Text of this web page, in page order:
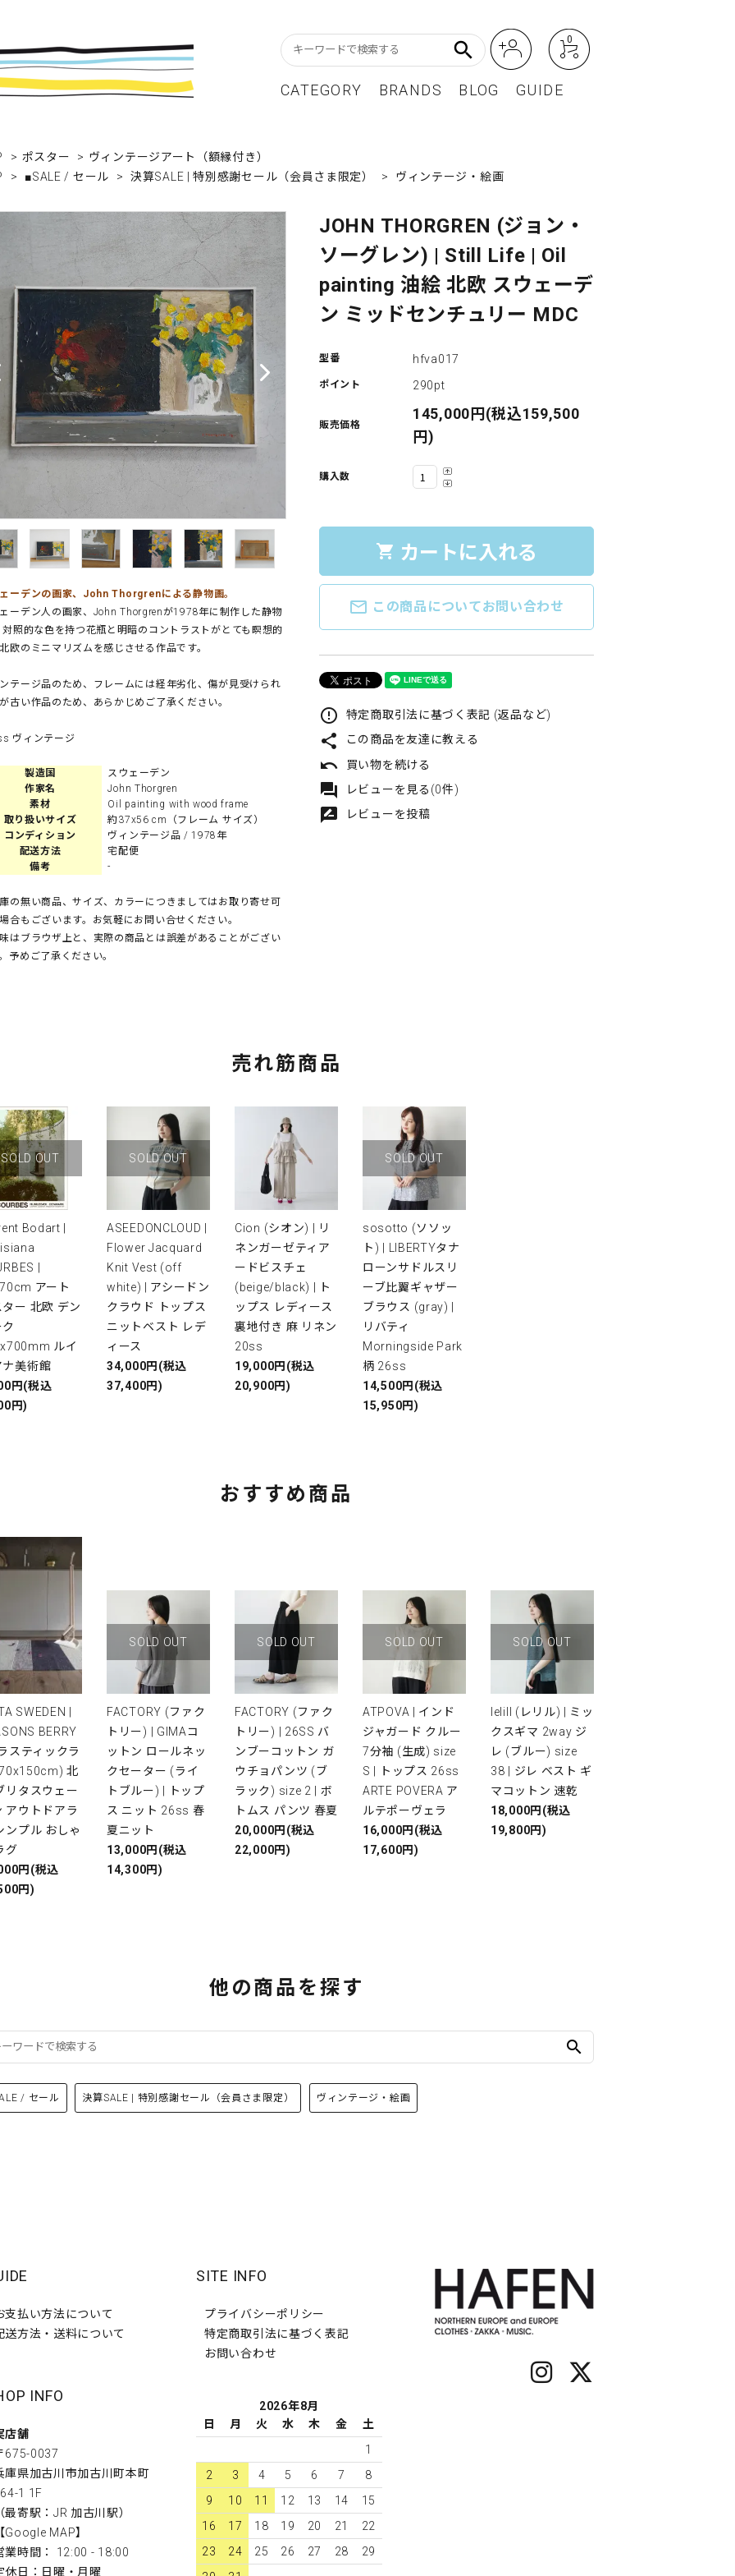
search 0
CATEGORY
ターフレーム カレンダー
テーショナリー グリーティングカード レディースファッション
クセサリー・小物 レコード・CD BEST SELLER / ベストセラー
/ セール OUTLET / アウトレット
BRANDS
ブランドAtoZ アパレルブランドAtoZ
BLOG
In Staff Blog
GUIDE
> ポスター > ヴィンテージアート（額縁付き）
> ■SALE / セール > 決算SALE | 特別感謝セール（会員さま限定） > ヴィンテージ・絵画
ーデンの画家、John Thorgrenによる静物画。
ーデン人の画家、John Thorgrenが1978年に制作した静物
対照的な色を持つ花瓶と明暗のコントラストがとても瞑想的
欧のミニマリズムを感じさせる作品です。
テージ品のため、フレームには経年劣化、傷が見受けられ
古い作品のため、あらかじめご了承ください。
ヴィンテージ
製造国
スウェーデン
作家名
John Thorgren
素材
Oil painting with wood frame
取り扱いサイズ
約37x56 cm（フレーム サイズ）
コンディション
ヴィンテージ品 / 1978年
配送方法
宅配便
備考
-
の無い商品、サイズ、カラーにつきましてはお取り寄せ可
合もございます。お気軽にお問い合せください。
はブラウザ上と、実際の商品とは誤差があることがござい
予めご了承ください。
JOHN THORGREN (ジョン・
ソーグレン) | Still Life | Oil
painting 油絵 北欧 スウェーデ
ン ミッドセンチュリー MDC
型番 hfva017
ポイント 290pt
販売価格
145,000円(税込159,500
円)
購入数
shopping_cart カートに入れる
mail_outline この商品についてお問い合わせ
error_outline 特定商取引法に基づく表記 (返品など)
share この商品を友達に教える
undo 買い物を続ける
forum レビューを見る(0件)
rate_review レビューを投稿
売れ筋商品
SOLD OUT
Bodart |
|
アート
ー 北欧 デン
ルイ
ナ美術館
円(税込
円)
SOLD OUT
ASEEDONCLOUD |
Flower Jacquard
Knit Vest (off
white) | アシードン
クラウド トップス
ニットベスト レデ
ィース
34,000円(税込
37,400円)
Cion (シオン) | リ
ネンガーゼティア
ードビスチェ
(beige/black) | ト
ップス レディース
裏地付き 麻 リネン
20ss
19,000円(税込
20,900円)
SOLD OUT
sosotto (ソソッ
ト) | LIBERTYタナ
ローンサドルスリ
ーブ比翼ギャザー
ブラウス (gray) |
リバティ
Morningside Park
柄 26ss
14,500円(税込
15,950円)
おすすめ商品
SWEDEN |
BERRY
スティックラ
北
リタスウェー
アウトドアラ
ンプル おしゃ
グ
円(税込
円)
SOLD OUT
FACTORY (ファク
トリー) | GIMAコ
ットン ロールネッ
クセーター (ライ
トブルー) | トップ
ス ニット 26ss 春
夏ニット
13,000円(税込
14,300円)
SOLD OUT
FACTORY (ファク
トリー) | 26SS バ
ンブーコットン ガ
ウチョパンツ (ブ
ラック) size 2 | ボ
トムス パンツ 春夏
20,000円(税込
22,000円)
SOLD OUT
ATPOVA | インド
ジャガード クルー
7分袖 (生成) size
S | トップス 26ss
ARTE POVERA ア
ルテポーヴェラ
16,000円(税込
17,600円)
SOLD OUT
lelill (レリル) | ミッ
クスギマ 2way ジ
レ (ブルー) size
38 | ジレ ベスト ギ
マコットン 速乾
18,000円(税込
19,800円)
他の商品を探す
search
/ セール 決算SALE | 特別感謝セール（会員さま限定） ヴィンテージ・絵画
支払い方法について
送方法・送料について
INFO
店舗
675-0037
庫県加古川市加古川町本町
1 1F
（最寄駅：JR 加古川駅）
【Google MAP】
業時間： 12:00 - 18:00
休日：日曜・月曜
SITE INFO
プライバシーポリシー
特定商取引法に基づく表記
お問い合わせ
2026年8月
日
月 火 水 木 金
土
1
2
3 4 5 6 7
8
9
10 11 12 13 14
15
16
17 18 19 20 21
22
23
24 25 26 27 28
29